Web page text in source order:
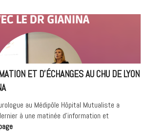
ET D’ÉCHANGES AU CHU DE LYON
au Médipôle Hôpital Mutualiste a
à une matinée d’information et
« Matinée